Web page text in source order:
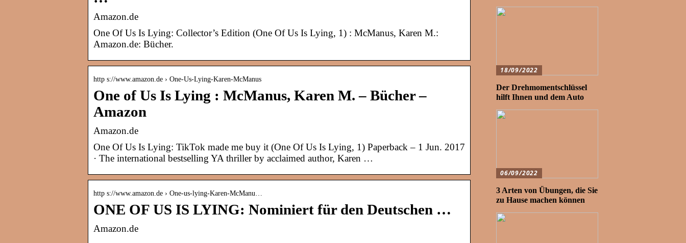
Amazon.de
One Of Us Is Lying: Collector’s Edition (One Of Us Is Lying, 1) : McManus, Karen M.:
Amazon.de: Bücher.
http s://www.amazon.de › One-Us-Lying-Karen-McManus
One of Us Is Lying : McManus, Karen M. – Bücher –
Amazon
Amazon.de
One Of Us Is Lying: TikTok made me buy it (One Of Us Is Lying, 1) Paperback – 1 Jun. 2017
· The international bestselling YA thriller by acclaimed author, Karen …
http s://www.amazon.de › One-us-lying-Karen-McManu…
ONE OF US IS LYING: Nominiert für den Deutschen …
Amazon.de
18/09/2022
Der Drehmomentschlüssel
hilft Ihnen und dem Auto
06/09/2022
3 Arten von Übungen, die Sie
zu Hause machen können